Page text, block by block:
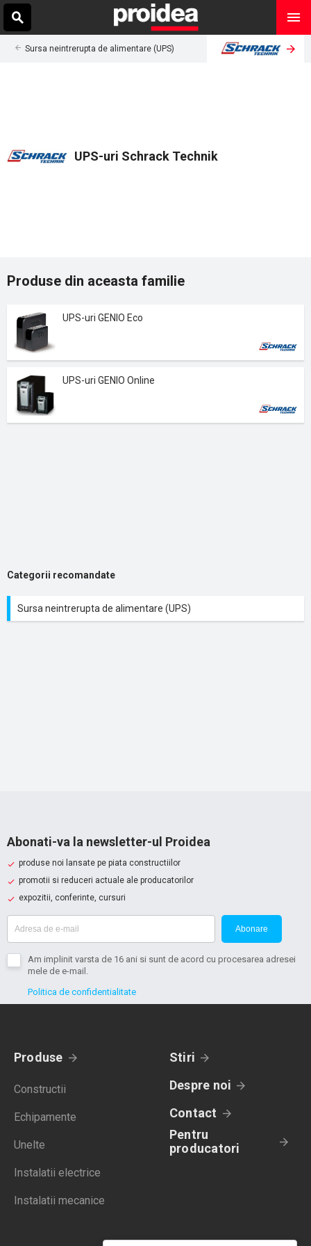
Sursa neintrerupta de alimentare (UPS)
UPS-uri Schrack Technik
Produse din aceasta familie
UPS-uri GENIO Eco
UPS-uri GENIO Online
Categorii recomandate
Sursa neintrerupta de alimentare (UPS)
Abonati-va la newsletter-ul Proidea
produse noi lansate pe piata constructiilor
promotii si reduceri actuale ale producatorilor
expozitii, conferinte, cursuri
Abonare
Am implinit varsta de 16 ani si sunt de acord cu procesarea adresei
mele de e-mail.
Politica de confidentialitate
Produse
Constructii
Echipamente
Unelte
Instalatii electrice
Instalatii mecanice
Stiri
Despre noi
Contact
Pentru
producatori